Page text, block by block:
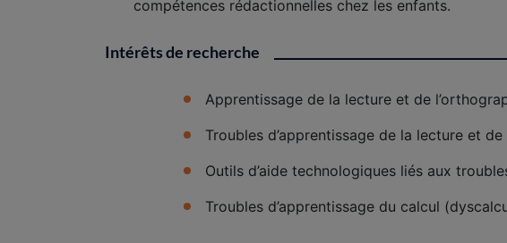
compétences rédactionnelles chez les enfants.
Intérêts de recherche
Apprentissage de la lecture et de
Troubles d’apprentissage de la lecture et
Outils d’aide technologiques liés aux
Troubles d’apprentissage du calcul